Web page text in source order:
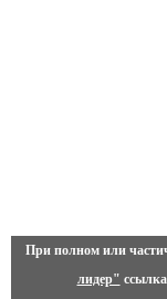
При полном или
лидер"